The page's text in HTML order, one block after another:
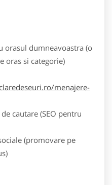
orasul dumneavoastra (o
oras si categorie)
menajere-
cautare (SEO pentru
(promovare pe